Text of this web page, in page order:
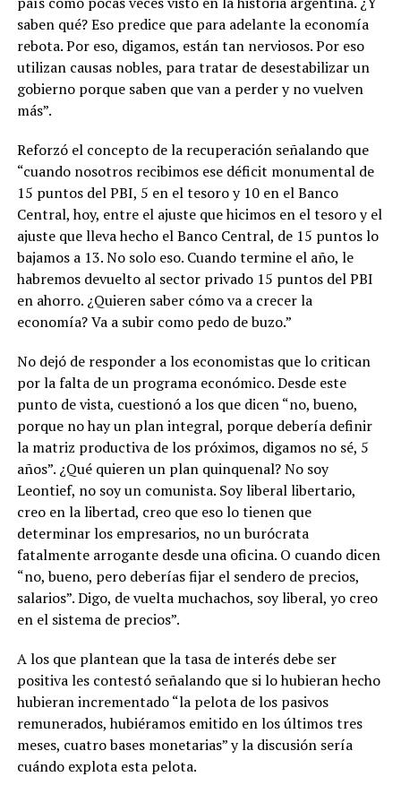
saben qué? Eso predice que para adelante la economía
rebota. Por eso, digamos, están tan nerviosos. Por eso
utilizan causas nobles, para tratar de desestabilizar un
gobierno porque saben que van a perder y no vuelven
más”.
Reforzó el concepto de la recuperación señalando que
“cuando nosotros recibimos ese déficit monumental de
15 puntos del PBI, 5 en el tesoro y 10 en el Banco
Central, hoy, entre el ajuste que hicimos en el tesoro y el
ajuste que lleva hecho el Banco Central, de 15 puntos lo
bajamos a 13. No solo eso. Cuando termine el año, le
habremos devuelto al sector privado 15 puntos del PBI
en ahorro. ¿Quieren saber cómo va a crecer la
economía? Va a subir como pedo de buzo.”
No dejó de responder a los economistas que lo critican
por la falta de un programa económico. Desde este
punto de vista, cuestionó a los que dicen “no, bueno,
porque no hay un plan integral, porque debería definir
la matriz productiva de los próximos, digamos no sé, 5
años”. ¿Qué quieren un plan quinquenal? No soy
Leontief, no soy un comunista. Soy liberal libertario,
creo en la libertad, creo que eso lo tienen que
determinar los empresarios, no un burócrata
fatalmente arrogante desde una oficina. O cuando dicen
“no, bueno, pero deberías fijar el sendero de precios,
salarios”. Digo, de vuelta muchachos, soy liberal, yo creo
en el sistema de precios”.
A los que plantean que la tasa de interés debe ser
positiva les contestó señalando que si lo hubieran hecho
hubieran incrementado “la pelota de los pasivos
remunerados, hubiéramos emitido en los últimos tres
meses, cuatro bases monetarias” y la discusión sería
cuándo explota esta pelota.